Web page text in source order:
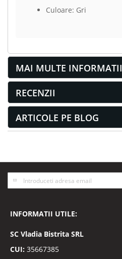
Culoare: Gri
MAI MULTE INFORMATII
RECENZII
ARTICOLE PE BLOG
Inscrieti-
va
noastre
INFORMATII UTILE:
SC Vladia Bistrita SRL
CUI: 35667385